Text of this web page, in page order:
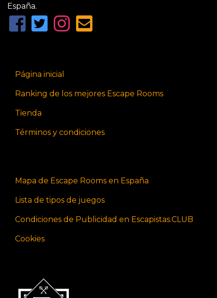
España.
Página inicial
Ranking de los mejores Escape Rooms
Tienda
Términos y condiciones
Mapa de Escape Rooms en España
Lista de tipos de juegos
Condiciones de Publicidad en Escapistas.CLUB
Cookies